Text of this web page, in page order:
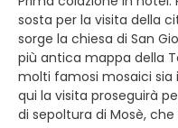
sosta per la visita della
sorge la chiesa di San
più antica mappa della
molti famosi mosaici sia
qui la visita proseguirà
di sepoltura di Mosè,